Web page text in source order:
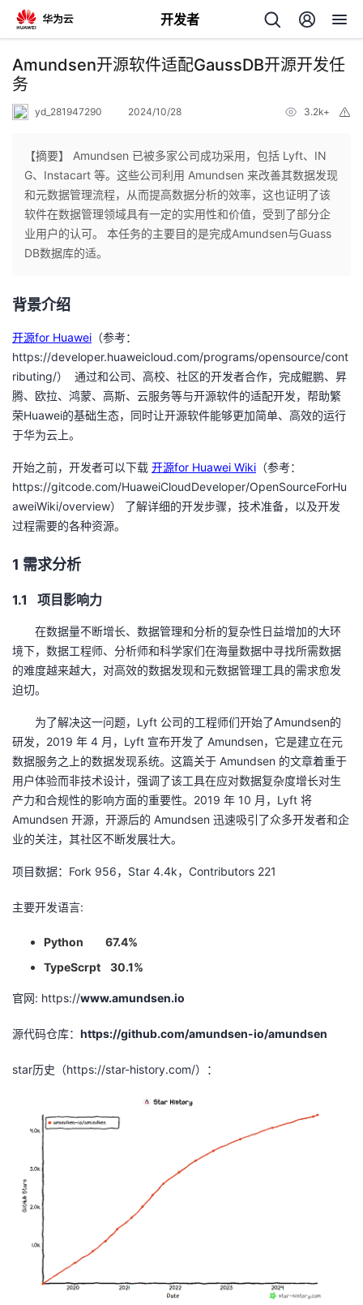
开发者
返
回
个
人
页
我
开
发
者
我
的
博
我
的
我
子
直
播
的
活
我
的
注
我
开
发
者
学
堂
我
验
收
藏
的
Programs
我
的
支
持
我
的
我
议
Amundsen开源软件适配GaussDB开源开发任
务
yd_281947290 2024/10/28 3.2k+
【摘要】 Amundsen 已被多家公司成功采用，包括 Lyft、IN
G、Instacart 等。这些公司利用 Amundsen 来改善其数据发现
和元数据管理流程，从而提高数据分析的效率，这也证明了该
软件在数据管理领域具有一定的实用性和价值，受到了部分企
业用户的认可。 本任务的主要目的是完成Amundsen与Guass
DB数据库的适。
背景介绍
开源for Huawei （参考：
https://developer.huaweicloud.com/programs/opensource/cont
ributing/） 通过和公司、高校、社区的开发者合作，完成鲲鹏、昇
腾、欧拉、鸿蒙、高斯、云服务等与开源软件的适配开发，帮助繁
荣Huawei的基础生态，同时让开源软件能够更加简单、高效的运行
于华为云上。
开始之前，开发者可以下载 开源for Huawei Wiki （参考：
https://gitcode.com/HuaweiCloudDeveloper/OpenSourceForHu
aweiWiki/overview） 了解详细的开发步骤，技术准备，以及开发
过程需要的各种资源。
1 需求分析
1.1 项目影响力
在数据量不断增长、数据管理和分析的复杂性日益增加的大环
境下，数据工程师、分析师和科学家们在海量数据中寻找所需数据
的难度越来越大，对高效的数据发现和元数据管理工具的需求愈发
迫切。
为了解决这一问题， Lyft 公司的工程师们开始了Amundsen的
研发， 2019 年 4 月， Lyft 宣布开发了 Amundsen，它是建立在元
数据服务之上的数据发现系统。这篇关于 Amundsen 的文章着重于
用户体验而非技术设计，强调了该工具在应对数据复杂度增长对生
产力和合规性的影响方面的重要性。 2019 年 10 月， Lyft 将
Amundsen 开源，开源后的 Amundsen 迅速吸引了众多开发者和企
业的关注，其社区不断发展壮大。
项目数据： Fork 956， Star 4.4k， Contributors 221
主要开发语言:
Python 67.4%
TypeScrpt 30.1%
官网: https://www.amundsen.io
源代码仓库： https://github.com/amundsen-io/amundsen
star历史（https://star-history.com/）：